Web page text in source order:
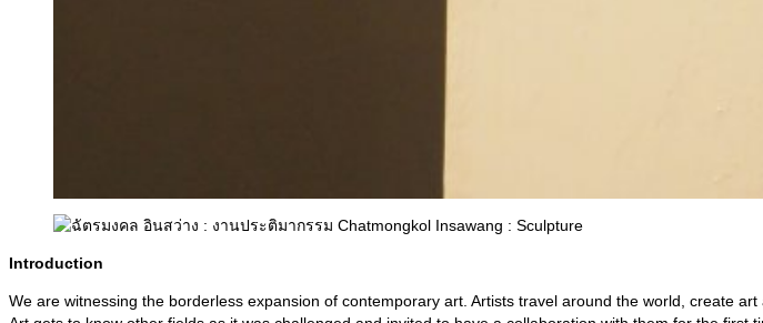
Introduction
We are witnessing the borderless expansion of contemporary art. Artists travel around the world, create